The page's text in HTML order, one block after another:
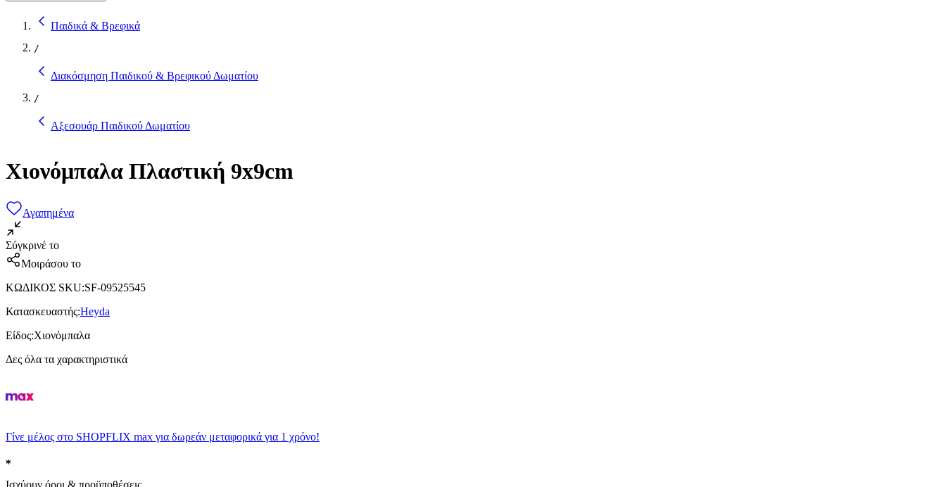
Παιδικά & Βρεφικά
/
Διακόσμηση Παιδικού & Βρεφικού Δωματίου
/
Αξεσουάρ Παιδικού Δωματίου
Χιονόμπαλα Πλαστική 9x9cm
Αγαπημένα
Σύγκρινέ το
Μοιράσου το
ΚΩΔΙΚΟΣ SKU:SF-09525545
Κατασκευαστής:Heyda
Είδος:Χιονόμπαλα
Δες όλα τα χαρακτηριστικά
Γίνε μέλος στο SHOPFLIX max για δωρεάν μεταφορικά για 1 χρόνο!
Ισχύουν όροι & προϋποθέσεις.